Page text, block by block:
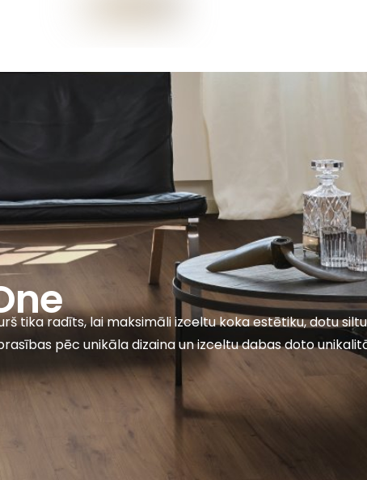
tika radīts, lai maksimāli izceltu koka estētiku, dotu
pēc unikāla dizaina un izceltu dabas doto